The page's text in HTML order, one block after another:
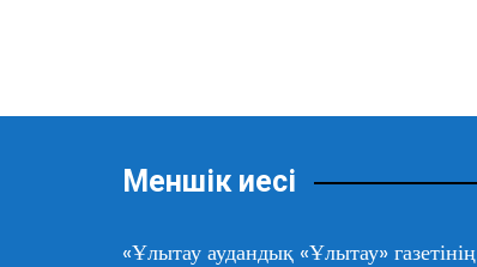
Меншік иесі
«Ұлытау аудандық «Ұлытау» газетінің